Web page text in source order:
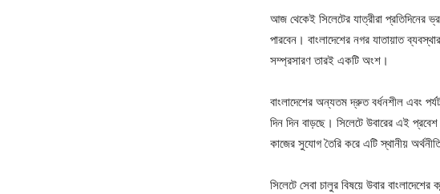
আজ থেকেই সিলেটের যাত্রীরা প্রতিদিনের
পারবেন। বাংলাদেশের নগর যাতায়াত
সম্প্রসারণ তারই একটি অংশ।
বাংলাদেশের অন্যতম দ্রুত বর্ধনশীল এবং
দিন দিন বাড়ছে। সিলেটে উবারের এই
কাজের সুযোগ তৈরি করে এটি স্থানীয়
সিলেটে সেবা চালুর বিষয়ে উবার